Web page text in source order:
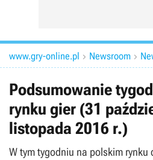
www.gry-online.pl  Newsroom 
Podsumowanie
rynku gier (31
listopada 2016 r.)
W tym tygodniu na polskim rynku